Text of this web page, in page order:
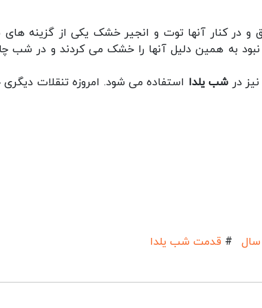
و در کنار آنها توت و انجیر خشک یکی از گزینه
به همین دلیل آنها را خشک می کردند و در شب
در شب یلدا استفاده می شود. امروزه تنقلات
# قدمت شب یلدا